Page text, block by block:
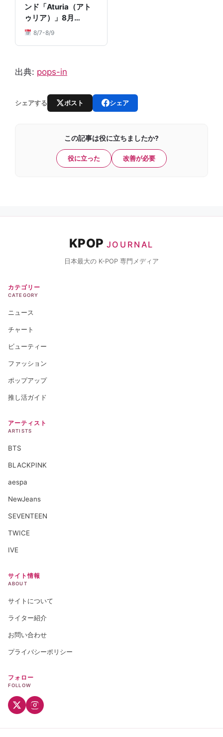
ンド「Aturia（アト
ゥリア）」8月…
8/7-8/9
出典: pops-in
シェアする ポスト シェア
この記事は役に立ちましたか?
役に立った 改善が必要
KPOP JOURNAL
日本最大の K-POP 専門メディア
カテゴリー
CATEGORY
ニュース
チャート
ビューティー
ファッション
ポップアップ
推し活ガイド
アーティスト
ARTISTS
BTS
BLACKPINK
aespa
NewJeans
SEVENTEEN
TWICE
IVE
サイト情報
ABOUT
サイトについて
ライター紹介
お問い合わせ
プライバシーポリシー
フォロー
FOLLOW